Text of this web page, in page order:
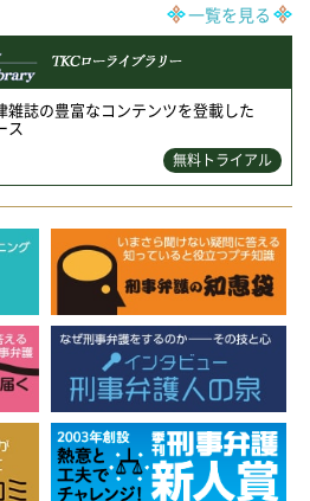
一覧を見る
誌の豊富なコンテンツを登載した
ス
無料トライアル